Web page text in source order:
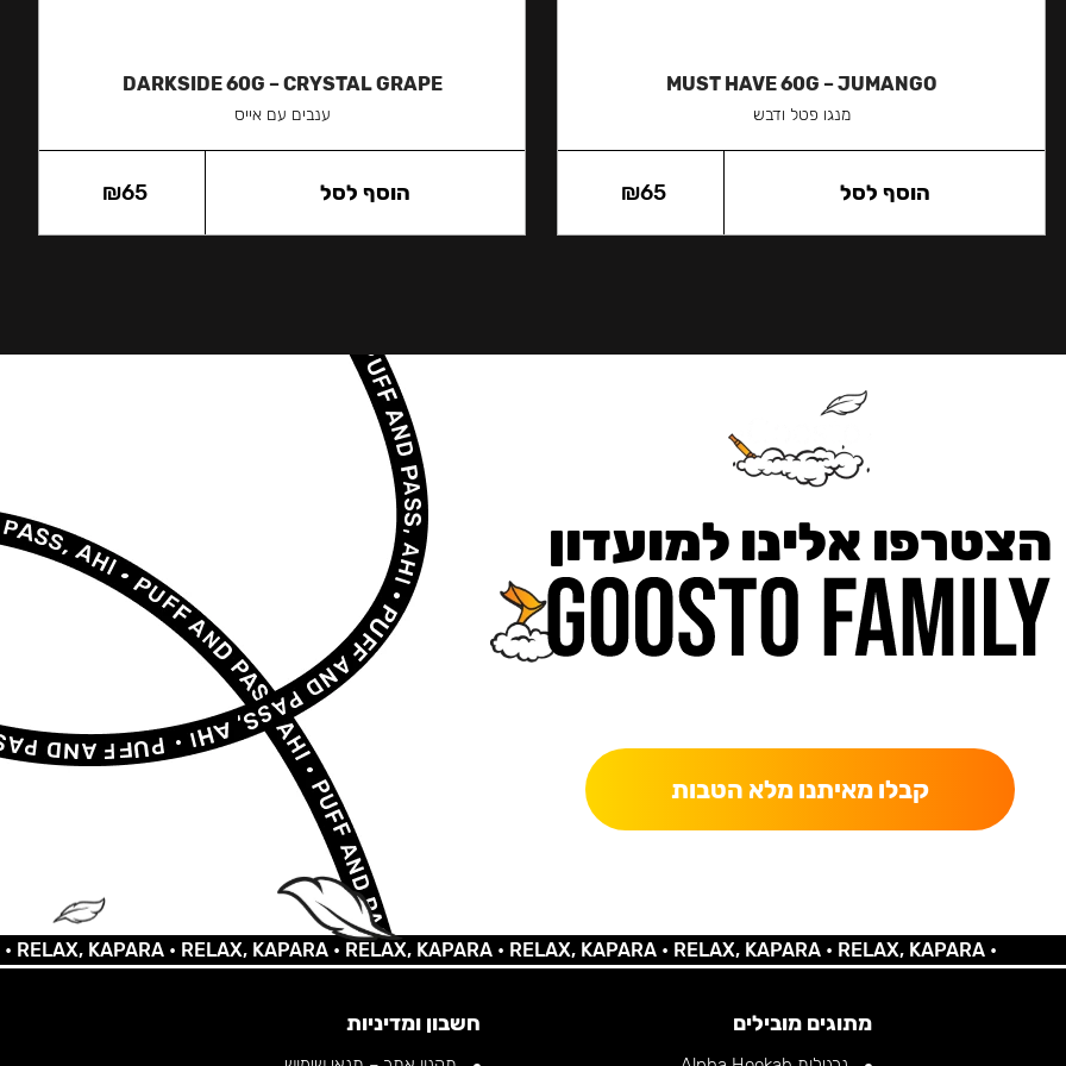
MUST HAVE 60G – JUMANGO
מנגו פטל ודבש
₪65 הוסף לסל
DARKSIDE 60G – CRYSTAL GRAPE
ענבים עם אייס
₪65 הוסף לסל
הצטרפו אלינו למועדון
קבלו מאיתנו מלא הטבות
KAPARA •RELAX, KAPARA •RELAX, KAPARA •RELAX, KAPARA •RELAX, KAPARA •RELAX, KAPARA •
מתוגים מובילים חשבון ומדיניות